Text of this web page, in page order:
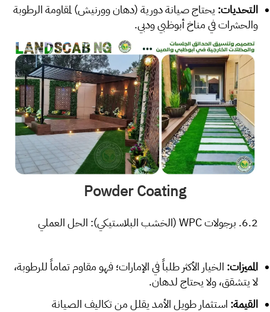
التحديات: يحتاج صيانة دورية (دهان وورنيش) لمقاومة الرطوبة
والحشرات في مناخ أبوظبي ودبي.
Powder Coating
6.2. برجولات WPC (الخشب البلاستيكي): الحل العملي
المميزات: الخيار الأكثر طلباً في الإمارات؛ فهو مقاوم تماماً للرطوبة،
لا يتشقق، ولا يحتاج لدهان.
القيمة: استثمار طويل الأمد يقلل من تكاليف الصيانة